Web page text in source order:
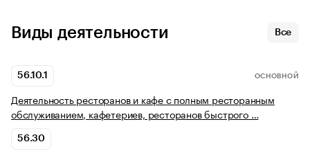
Виды деятельности Все
56.10.1 ОСНОВНОЙ
Деятельность ресторанов и кафе с полным ресторанным
обслуживанием, кафетериев, ресторанов быстрого …
56.30